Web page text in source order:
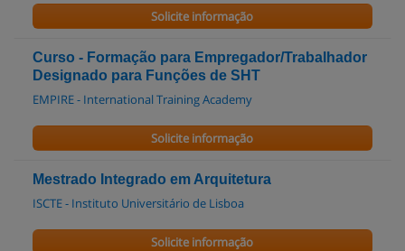
Solicite informação
Curso - Formação para Empregador/Trabalhador
Designado para Funções de SHT
EMPIRE - International Training Academy
Solicite informação
Mestrado Integrado em Arquitetura
ISCTE - Instituto Universitário de Lisboa
Solicite informação